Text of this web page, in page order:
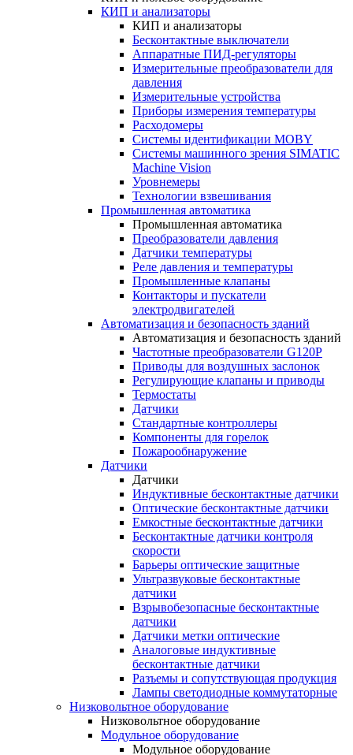
КИП и анализаторы
КИП и анализаторы
Бесконтактные выключатели
Аппаратные ПИД-регуляторы
Измерительные преобразователи для
давления
Измерительные устройства
Приборы измерения температуры
Расходомеры
Системы идентификации MOBY
Системы машинного зрения SIMATIC
Machine Vision
Уровнемеры
Технологии взвешивания
Промышленная автоматика
Промышленная автоматика
Преобразователи давления
Датчики температуры
Реле давления и температуры
Промышленные клапаны
Контакторы и пускатели
электродвигателей
Автоматизация и безопасность зданий
Автоматизация и безопасность зданий
Частотные преобразователи G120P
Приводы для воздушных заслонок
Регулирующие клапаны и приводы
Термостаты
Датчики
Стандартные контроллеры
Компоненты для горелок
Пожарообнаружение
Датчики
Датчики
Индуктивные бесконтактные датчики
Оптические бесконтактные датчики
Емкостные бесконтактные датчики
Бесконтактные датчики контроля
скорости
Барьеры оптические защитные
Ультразвуковые бесконтактные
датчики
Взрывобезопасные бесконтактные
датчики
Датчики метки оптические
Аналоговые индуктивные
бесконтактные датчики
Разъемы и сопутствующая продукция
Лампы светодиодные коммутаторные
Низковольтное оборудование
Низковольтное оборудование
Модульное оборудование
Модульное оборудование